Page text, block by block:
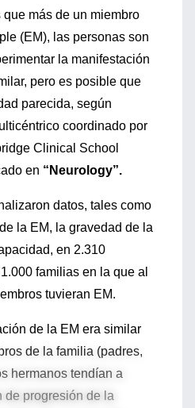
más de un miembro
(EM), las personas son
la manifestación
pero es posible que
parecida, según
coordinado por
Clinical School
en “Neurology”.
datos, tales como
la EM, la gravedad de la
en 2.310
familias en la que al
tuvieran EM.
de la EM era similar
de la familia (padres,
hermanos tendían a
de progresión de la